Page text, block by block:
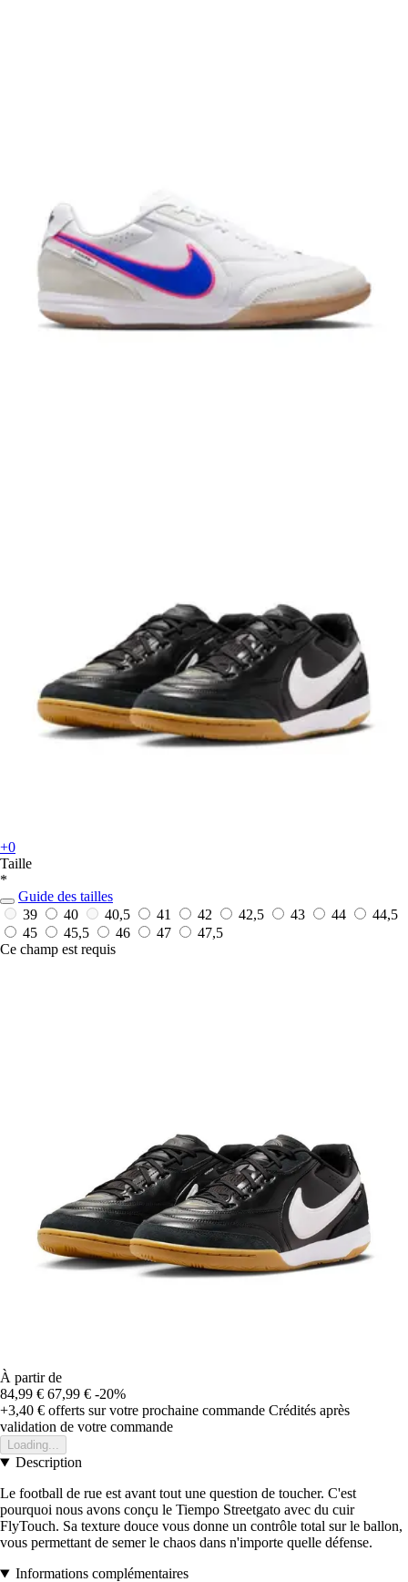
+0
Taille
*
Guide des tailles
39
40 40,5 41 42 42,5 43 44
44,5
45
45,5 46 47
47,5
Ce champ est requis
À partir de
84,99 € 67,99 € -20%
+3,40 € offerts sur votre prochaine commande Crédités après
validation de votre commande
Loading...
Description
Le football de rue est avant tout une question de toucher. C'est
pourquoi nous avons conçu le Tiempo Streetgato avec du cuir
FlyTouch. Sa texture douce vous donne un contrôle total sur le ballon,
vous permettant de semer le chaos dans n'importe quelle défense.
Informations complémentaires